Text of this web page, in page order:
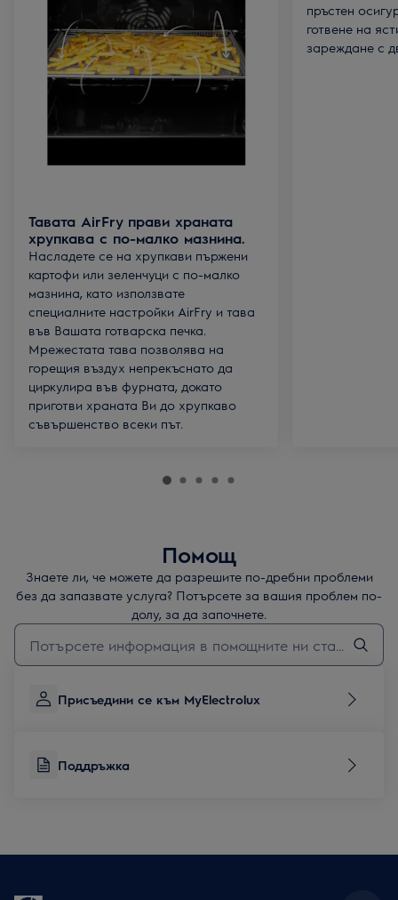
Тавата AirFry прави храната
хрупкава с по-малко мазнина.
Насладете се на хрупкави пържени
картофи или зеленчуци с по-малко
мазнина, като използвате
специалните настройки AirFry и тава
във Вашата готварска печка.
Мрежестата тава позволява на
горещия въздух непрекъснато да
циркулира във фурната, докато
приготви храната Ви до хрупкаво
съвършенство всеки път.
пръстен
готвене на
зареждане с
Помощ
Знаете ли, че можете да разрешите по-дребни проблеми
без да запазвате услуга? Потърсете за вашия проблем по-
долу, за да започнете.
Въведете текст за да потърсите статии за поддръжка
Присъедини се към MyElectrolux
Поддръжка